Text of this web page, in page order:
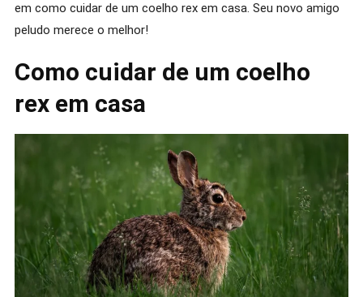
em como cuidar de um coelho rex em casa. Seu novo amigo
peludo merece o melhor!
Como cuidar de um coelho
rex em casa